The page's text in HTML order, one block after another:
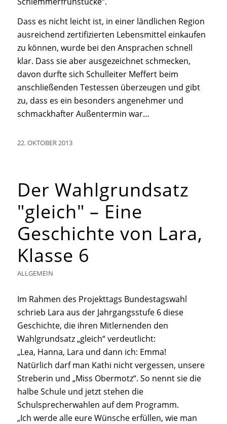
Dass es nicht leicht ist, in einer ländlichen Region
ausreichend zertifizierten Lebensmittel einkaufen
zu können, wurde bei den Ansprachen schnell
klar. Dass sie aber ausgezeichnet schmecken,
davon durfte sich Schulleiter Meffert beim
anschließenden Testessen überzeugen und gibt
zu, dass es ein besonders angenehmer und
schmackhafter Außentermin war…
22. OKTOBER 2013
Der Wahlgrundsatz
"gleich" – Eine
Geschichte von Lara,
Klasse 6
ALLGEMEIN
Im Rahmen des Projekttags Bundestagswahl
schrieb Lara aus der Jahrgangsstufe 6 diese
Geschichte, die ihren Mitlernenden den
Wahlgrundsatz „gleich“ verdeutlicht:
„Lea, Hanna, Lara und dann ich: Emma!
Natürlich darf man Kathi nicht vergessen, unsere
Streberin und „Miss Obermotz“. So nennt sie die
halbe Schule und jetzt stehen die
Schulsprecherwahlen auf dem Programm.
„Ich werde alle eure Wünsche erfüllen, wie man